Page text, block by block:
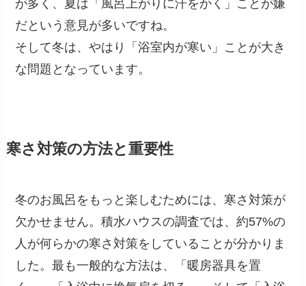
が多く、夏は「風呂上がりに汗をかく」ことが嫌
だという意見が多いですね。
そして冬は、やはり「浴室内が寒い」ことが大き
な問題となっています。
寒さ対策の方法と重要性
冬のお風呂をもっと楽しむためには、寒さ対策が
欠かせません。積水ハウスの調査では、約57%の
人が何らかの寒さ対策をしていることが分かりま
した。最も一般的な方法は、「暖房器具を置